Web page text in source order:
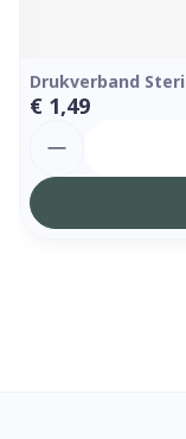
Drukverband
€ 1,49